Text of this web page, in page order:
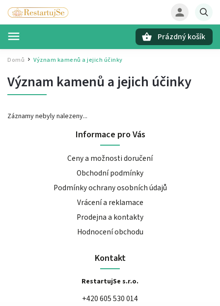
Prázdný košík
Domů / Význam kamenů a jejich účinky
Význam kamenů a jejich účinky
Záznamy nebyly nalezeny...
Informace pro Vás
Ceny a možnosti doručení
Obchodní podmínky
Podmínky ochrany osobních údajů
Vrácení a reklamace
Prodejna a kontakty
Hodnocení obchodu
Kontakt
RestartujSe s.r.o.
+420 605 530 014